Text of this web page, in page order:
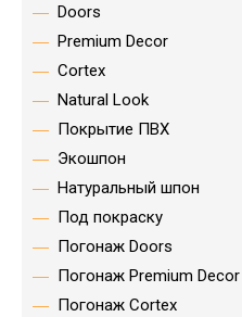
Doors
Premium Decor
Cortex
Natural Look
Покрытие ПВХ
Экошпон
Натуральный шпон
Под покраску
Погонаж Doors
Погонаж Premium Decor
Погонаж Cortex